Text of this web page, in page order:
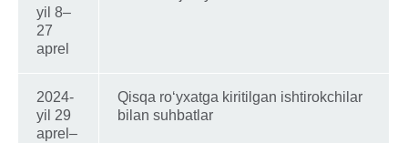
yil 8–
27
aprel
2024-
yil 29
aprel–
Qisqa ro‘yxatga kiritilgan ishtirokchilar
bilan suhbatlar